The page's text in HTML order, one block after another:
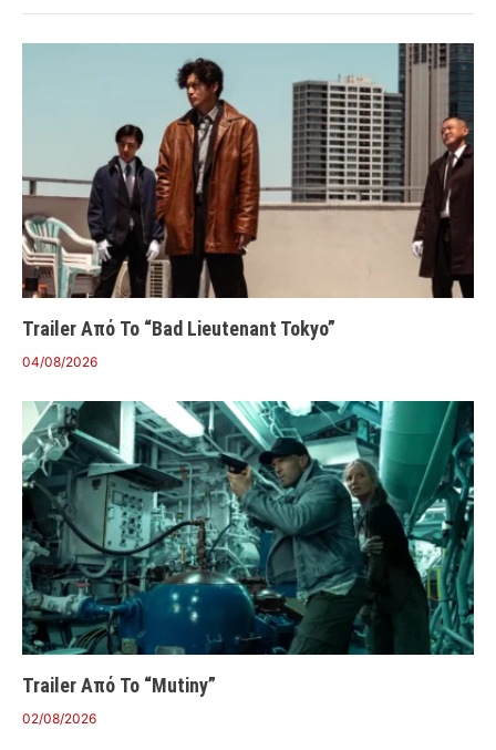
Trailer Από Το “Bad Lieutenant Tokyo”
04/08/2026
Trailer Από Το “Mutiny”
02/08/2026